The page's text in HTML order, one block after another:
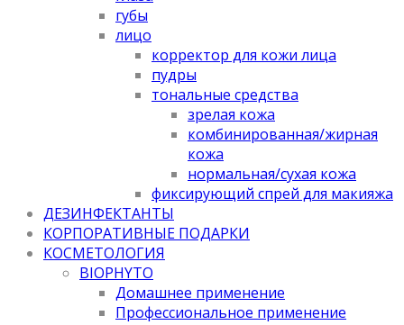
губы
лицо
корректор для кожи лица
пудры
тональные средства
зрелая кожа
комбинированная/жирная
кожа
нормальная/cухая кожа
фиксирующий спрей для макияжа
ДЕЗИНФЕКТАНТЫ
КОРПОРАТИВНЫЕ ПОДАРКИ
КОСМЕТОЛОГИЯ
BIOPHYTO
Домашнее применение
Профессиональное применение